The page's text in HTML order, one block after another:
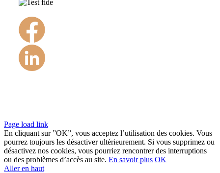
Page load link
En cliquant sur ”OK”, vous acceptez l’utilisation des cookies. Vous
pourrez toujours les désactiver ultérieurement. Si vous supprimez ou
désactivez nos cookies, vous pourriez rencontrer des interruptions
ou des problèmes d’accès au site. En savoir plus OK
Aller en haut